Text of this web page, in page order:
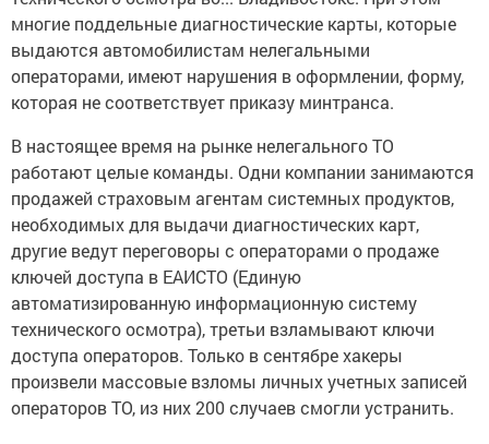
многие поддельные диагностические карты, которые
выдаются автомобилистам нелегальными
операторами, имеют нарушения в оформлении, форму,
которая не соответствует приказу минтранса.
В настоящее время на рынке нелегального ТО
работают целые команды. Одни компании занимаются
продажей страховым агентам системных продуктов,
необходимых для выдачи диагностических карт,
другие ведут переговоры с операторами о продаже
ключей доступа в ЕАИСТО (Единую
автоматизированную информационную систему
технического осмотра), третьи взламывают ключи
доступа операторов. Только в сентябре хакеры
произвели массовые взломы личных учетных записей
операторов ТО, из них 200 случаев смогли устранить.